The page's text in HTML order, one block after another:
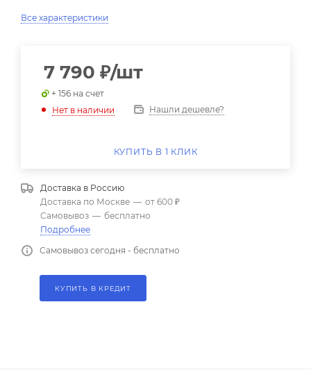
Все характеристики
7 790 ₽/шт
+ 156 на счет
Нет в наличии
Нашли дешевле?
КУПИТЬ В 1 КЛИК
Доставка в Россию
Доставка по Москве — от 600 ₽
Самовывоз — бесплатно
Подробнее
Самовывоз сегодня - бесплатно
КУПИТЬ В КРЕДИТ